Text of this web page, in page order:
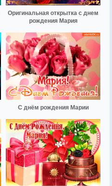
Оригинальная открытка с днем
рождения Мария
С днём рождения Марии